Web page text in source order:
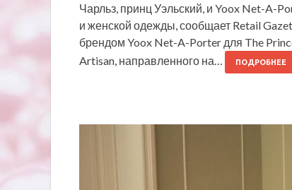
Чарльз, принц Уэльский, и Yoox Net-A-
и женской одежды, сообщает Retail
брендом Yoox Net-A-Porter для The
Artisan, направленного на…
ПОДРОБНЕЕ